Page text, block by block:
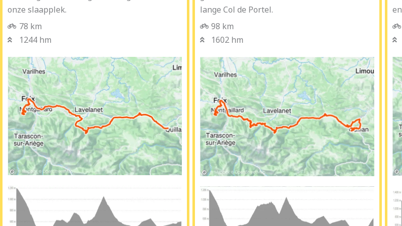
onze slaapplek.
78 km
1244 hm
lange Col de Portel.
98 km
1602 hm